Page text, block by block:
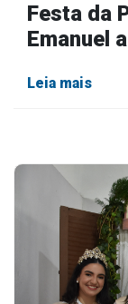
Festa da
Emanuel
Leia mais